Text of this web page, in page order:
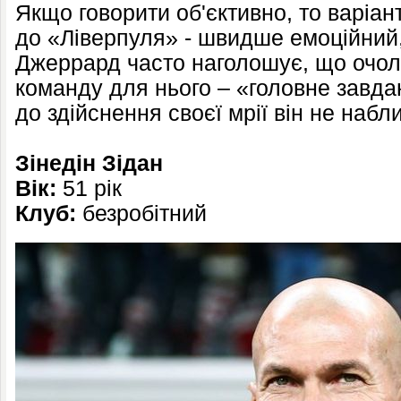
Якщо говорити об'єктивно, то
до «Ліверпуля» - швидше
Джеррард часто наголошує, що
команду для нього – «головне
до здійснення своєї мрії він не
Зінедін Зідан
Вік: 51 рік
Клуб: безробітний